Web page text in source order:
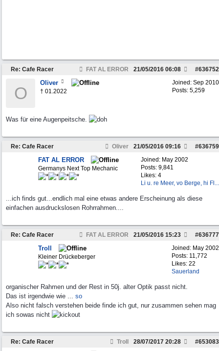
Re: Cafe Racer FAT AL ERROR #636752
21/05/2016 06:08
Joined: Sep 2010
Posts: 5,259
O
Oliver
† 01.2022
Was für eine Augenpeitsche.
Re: Cafe Racer Oliver #636759
21/05/2016 09:16
Joined: May 2002
Posts: 9,841
Likes: 4
Li u. re Meer, vo Berge, hi Fl...
FAT AL ERROR
Germanys Next Top Mechanic
...ich finds gut...endlich mal eine etwas andere Erscheinung als diese
einfachen ausdruckslosen Rohrrahmen....
Re: Cafe Racer FAT AL ERROR #636777
21/05/2016 15:23
Joined: May 2002
Posts: 11,772
Likes: 22
Sauerland
Troll
Kleiner Drückeberger
organischer Rahmen und der Rest in 50j. alter Optik passt nicht.
Das ist irgendwie wie ... so
Also nicht falsch verstehen beide finde ich gut, nur zusammen sehen mag
ich sowas nicht
Re: Cafe Racer Troll #653083
28/07/2017 20:28